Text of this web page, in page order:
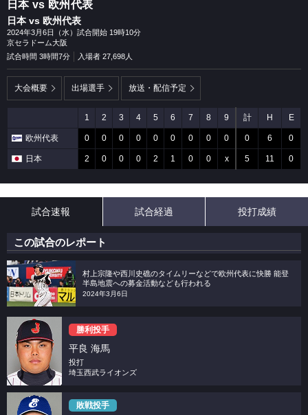
日本 vs 欧州代表
日本 vs 欧州代表
2024年3月6日（水）試合開始 19時10分
京セラドーム大阪
試合時間 3時間7分
入場者 27,698人
大会概要 出場選手 放送・配信予定
1 2 3 4 5 6 7 8 9 計 H E
欧州代表 0 0 0 0 0 0 0 0 0 0 6 0
日本 2 0 0 0 2 1 0 0 x 5 11 0
試合速報 試合経過 投打成績
この試合のレポート
村上宗隆や西川史礁のタイムリーなどで欧州代表に快勝 能登
半島地震への募金活動なども行われる
2024年3月6日
勝利投手
平良 海馬
投打
埼玉西武ライオンズ
敗戦投手